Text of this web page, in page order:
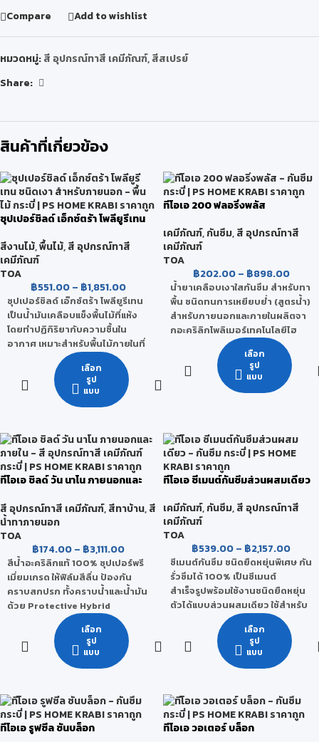
Compare Add to wishlist
หมวดหมู่:สี อุปกรณ์ทาสี เคมีภัณฑ์,สีสเปรย์
Share:
สินค้าที่เกี่ยวข้อง
ซุปเปอร์ชิลด์ เอ็กซ์ตร้า โพลียูรีเทน
สีงานไม้,พื้นไม้,สี อุปกรณ์ทาสี
เคมีภัณฑ์
TOA
฿551.00 – ฿1,851.00
ซุปเปอร์ชิลด์ เอ๊กซ์ตร้า โพลียูรีเทน
เป็นน้ำมันเคลือบแข็งพื้นไม้ที่แห้ง
โดยทำปฏิกิริยากับความชื้นใน
อากาศ เหมาะสำหรับพื้นไม้ภายในที่
มีแดดส่องถึงเป็นบางเวลา ทาง่าย
ขึ้นฟิล์มไว ให้ความเงางามสูง
สามารถป้องกันแบคทีเรียได้ตลอด
อายุการใช้งาน ฟิล์มสีสามารถทน
นอกจากนี้ ยังทนทานต่อการ
กระแทก ความร้อน และ สารเคมีได้
ดี
เลือก
รูป
แบบ
ทีโอเอ 200 ฟลอริ่งพลัส
เคมีภัณฑ์,กันซึม,สี อุปกรณ์ทาสี
เคมีภัณฑ์
TOA
฿202.00 – ฿898.00
น้ำยาเคลือบเงาใสกันซึม สำหรับทา
พื้น ชนิดทนการเหยียบย่ำ (สูตรน้ำ)
สำหรับภายนอกและภายในผลิตจา
กอะคริลิกโพลิเมอร์เทคโนโลยีไฮ
บริด (Acrylic Hybrid
Technology) ที่ให้ฟิล์มแข็ง เหมาะ
สำหรับเคลือบพื้นผิวที่ต้องการ
เหยียบย่ำ มีความเงางามสูง
น้ำซึมและคราบสกปรกได้ดี ไม่ผสม
สารปรอทและตะกั่ว ไม่มีกลิ่นฉุน
เปิดใช้งานได้ทันที ไม่ต้องผสม
สามารถใช้ได้ทั้งภายนอกและภายใน
ป้องกันน้ำซึม และคราบสกปรก ทน
การเหยียบย่ำได้ดี
มีความเงางาม ไม่เหลืองตัว
ยึดเกาะดีเยี่ยม ทนต่อสภาวะอากาศ
และแสง UV
เป็นสูตรน้ำ มีกลิ่นอ่อน
ช่วยรักษาพื้นผิววัสดุให้ใช้งานได้
นานขึ้น
ป้องกันการฝังตัวของฝุ่นให้น้อยลง
ทาให้ทาความสะอาดง่ายขึ้น
ใช้งานง่าย ใช้ทาด้วยแปรง ลูกกลิ้ง
หรือเครื่องพ่น
เลือก
รูป
แบบ
ทีโอเอ ชิลด์ วัน นาโน ภายนอกและ
สี อุปกรณ์ทาสี เคมีภัณฑ์,สีทาบ้าน,สี
น้ำทาภายนอก
TOA
฿174.00 – ฿3,111.00
สีน้ำอะคริลิกแท้ 100% ซุปเปอร์พรี
เมี่ยมเกรด ให้ฟิล์มสีลื่น ป้องกัน
คราบสกปรก ทั้งคราบน้ำและน้ำมัน
ด้วย Protective Hybrid
Technology จากประเทศเยอรมัน
ที่ประกอบด้วย นาโนซิลิโคน (Nano
Silicone) ป้องกันคราบสกปรก
ที่มาในรูปของ ฟลูโอโร (Fluoro
รองรับ
เลือก
รูป
แบบ
ทีโอเอ ซีเมนต์กันซึมส่วนผสมเดียว
เคมีภัณฑ์,กันซึม,สี อุปกรณ์ทาสี
เคมีภัณฑ์
TOA
฿539.00– ฿2,157.00
ซีเมนต์กันซึม ชนิดยืดหยุ่นพิเศษ กัน
รั่วซึมได้ 100% เป็นซีเมนต์
สำเร็จรูปพร้อมใช้งานชนิดยืดหยุ่น
ตัวได้แบบส่วนผสมเดียว ใช้สำหรับ
งานกันซึม และปกป้องผิวคอนกรีต
กันรั่วซึมได้ 100%
เนื้อฟิลม์ยืดหยุ่น ดัดงอได้ ผสาน
รอยแตกร้าวได้ยอดเยี่ยม
ได้โดยไม่ต้องรองพื้น
ใช้กับน้ำดื่มได้ ไม่มีสารที่เป็นพิษ
ตามมาตรฐานการประปา
เลือก
รูป
แบบ
ทีโอเอ รูฟซีล ซันบล็อก ทีโอเอ วอเตอร์ บล็อก